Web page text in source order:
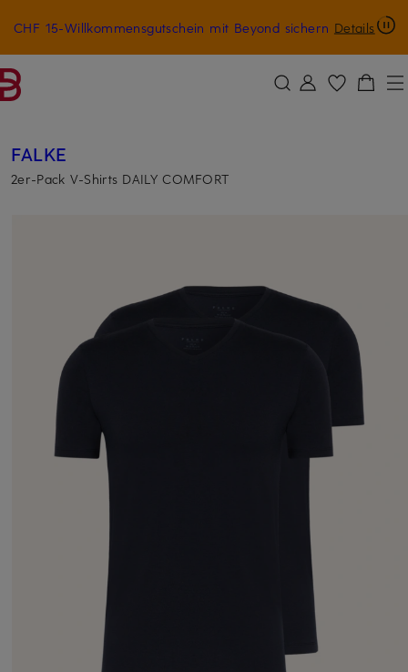
ZUM HAUPTINHALT ÜBERSPRINGEN ZUM SUCHFELD ÜBERSPRINGEN
CHF 15-Willkommensgutschein mit Beyond sichern Details
FALKE
2er-Pack V-Shirts DAILY COMFORT